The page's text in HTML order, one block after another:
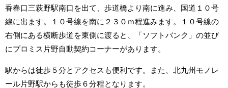
香春口三萩野駅南口を出て、歩道橋より南に進み、国道１０号
線に出ます。１０号線を南に２３０ｍ程進みます。１０号線の
右側にある横断歩道を東側に渡ると、「ソフトバンク」の並び
にプロミス片野自動契約コーナーがあります。
駅からは徒歩５分とアクセスも便利です。また、北九州モノレ
ール片野駅からも徒歩６分程となります。